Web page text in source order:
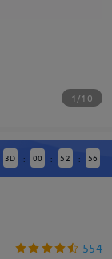
1/10
3D : 00 : 52 : 56
554